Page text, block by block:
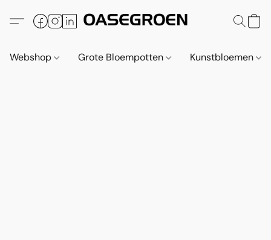
Webshop Grote Bloempotten Kunstbloemen